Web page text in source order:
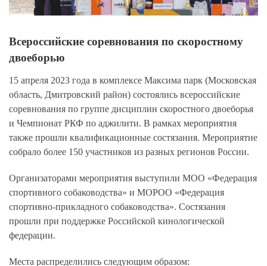
Всероссийские соревнования по скоростному
двоеборью
15 апреля 2023 года в комплексе Максима парк (Московская
область, Дмитровский район) состоялись всероссийские
соревнования по группе дисциплин скоростного двоеборья
и Чемпионат РКФ по аджилити. В рамках мероприятия
также прошли квалификационные состязания. Мероприятие
собрало более 150 участников из разных регионов России.
Организаторами мероприятия выступили МОО «Федерация
спортивного собаководства» и МОРОО «Федерация
спортивно-прикладного собаководства». Состязания
прошли при поддержке Российской кинологической
федерации.
Места распределились следующим образом: